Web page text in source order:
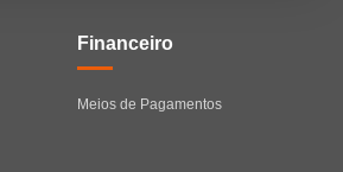
Financeiro
Meios de Pagamentos